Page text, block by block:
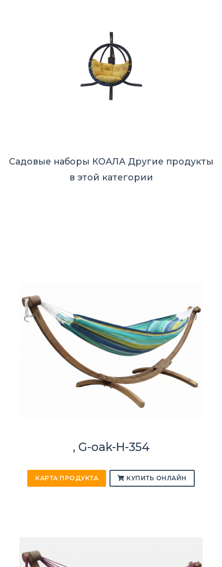
Садовые наборы КОАЛА Другие продукты
в этой категории
, G-oak-H-354
КАРТА ПРОДУКТА КУПИТЬ ОНЛАЙН